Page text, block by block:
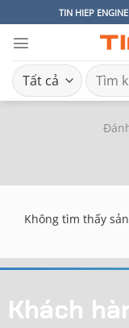
qua
nội
dung
TIN HIEP
Tìm
kiếm:
Không tìm thấy
Khách